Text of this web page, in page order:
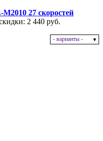
27 скоростей
2 440 руб.
- варианты -